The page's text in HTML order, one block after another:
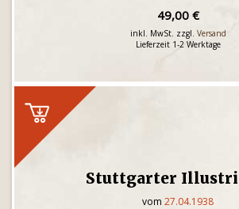
49,00 €
inkl. MwSt. zzgl. Versand
Lieferzeit 1-2 Werktage
Stuttgarter
vom 27.04.1938